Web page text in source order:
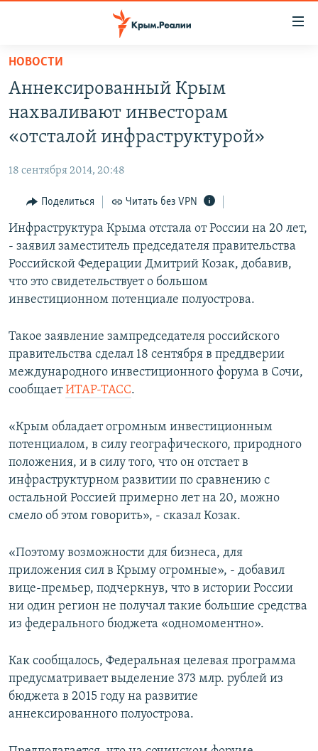
Вернуться
основному
содержанию
главной
навигации
Вернутся
поиску
СПЕЦПРОЕКТЫ
11 ЛЕТ ОККУПАЦИИ КРЫМА. 11 ИСТОРИЙ СОПРОТИВЛЕНИЯ
ЕЩЕ
ИНТЕРАКТИВ
ИНФОГРАФИКА
ТЕЛЕПРОЕКТ КРЫМ.РЕАЛИИ
СОВЕТЫ ПРАВОЗАЩИТНИКОВ
ПРОПАВШИЕ БЕЗ ВЕСТИ
ПОБЕДИТЕЛЕЙ НЕ СУДЯТ?
КРЫМ.НЕПОКОРЕННЫЙ
ELIFBE
РАДІО СВОБОДА
КАК ОБОЙТИ БЛОКИРОВКУ
Українською
ПРИСОЕДИНЯЙТЕСЬ!
Все сайты RFE/RL
НОВОСТИ
Аннексированный Крым
нахваливают инвесторам
«отсталой инфраструктурой»
18 сентября 2014, 20:48
Поделиться Читать без VPN
Инфраструктура Крыма отстала от России на 20 лет,
- заявил заместитель председателя правительства
Российской Федерации Дмитрий Козак, добавив,
что это свидетельствует о большом
инвестиционном потенциале полуострова.
Такое заявление зампредседателя российского
правительства сделал 18 сентября в преддверии
международного инвестиционного форума в Сочи,
сообщаетИТАР-ТАСС.
«Крым обладает огромным инвестиционным
потенциалом, в силу географического, природного
положения, и в силу того, что он отстает в
инфраструктурном развитии по сравнению с
остальной Россией примерно лет на 20, можно
смело об этом говорить», - сказал Козак.
«Поэтому возможности для бизнеса, для
приложения сил в Крыму огромные», - добавил
вице-премьер, подчеркнув, что в истории России
ни один регион не получал такие большие средства
из федерального бюджета «одномоментно».
Как сообщалось, Федеральная целевая программа
предусматривает выделение 373 млр. рублей из
бюджета в 2015 году на развитие
аннексированного полуострова.